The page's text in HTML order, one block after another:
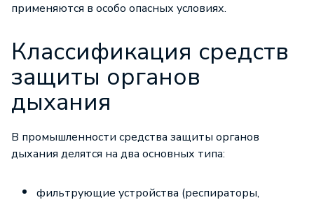
применяются в особо опасных условиях.
Классификация средств
защиты органов
дыхания
В промышленности средства защиты органов
дыхания делятся на два основных типа:
фильтрующие устройства (респираторы,